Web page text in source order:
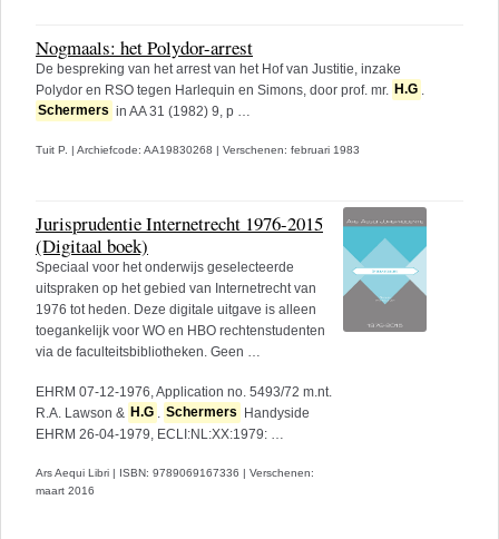
Nogmaals: het Polydor-arrest
De bespreking van het arrest van het Hof van Justitie, inzake
Polydor en RSO tegen Harlequin en Simons, door prof. mr.
H.G
Schermers in AA 31 (1982) 9, p …
Tuit P. | Archiefcode: AA19830268 | Verschenen: februari 1983
Jurisprudentie Internetrecht 1976-2015
(Digitaal boek)
Speciaal voor het onderwijs geselecteerde
uitspraken op het gebied van Internetrecht van
1976 tot heden. Deze digitale uitgave is alleen
toegankelijk voor WO en HBO rechtenstudenten
via de faculteitsbibliotheken. Geen …
EHRM 07-12-1976, Application no. 5493/72 m.nt.
R.A. Lawson & H.G Schermers Handyside
EHRM 26-04-1979, ECLI:NL:XX:1979: …
Ars Aequi Libri | ISBN: 9789069167336 | Verschenen:
maart 2016